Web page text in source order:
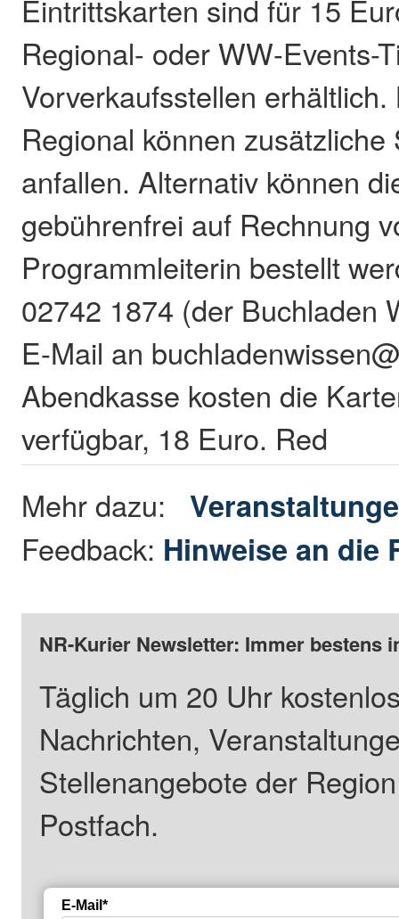
Eintrittskarten sind für 15
Regional- oder WW-Events-
Vorverkaufsstellen erhältlich.
Regional können
anfallen. Alternativ können
gebührenfrei auf Rechnung
Programmleiterin bestellt
02742 1874 (der Buchladen
E-Mail an
Abendkasse kosten die
verfügbar, 18 Euro. Red
Mehr dazu:
Feedback: Hinweise an die
NR-Kurier Newsletter: Immer bestens
Täglich um 20 Uhr
Nachrichten,
Stellenangebote der
Postfach.
E-Mail*